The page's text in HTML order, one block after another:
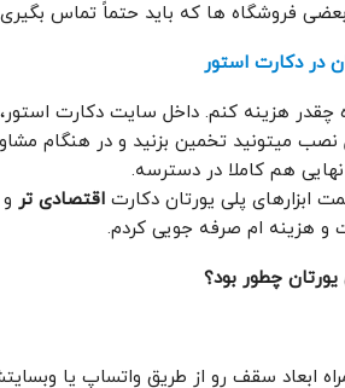
فروشگاه ‌ها که باید حتماً تماس
در دکارت استور
چقدر هزینه کنم. داخل سایت دکارت
میتونید تخمین بزنید و در هنگام
هم کاملا در دسترسه.
ابزارهای پلی ‌یورتان دکارت اقتصادی ‌تر
و هزینه ‌ام صرفه ‌جویی کردم.
چطور بود؟